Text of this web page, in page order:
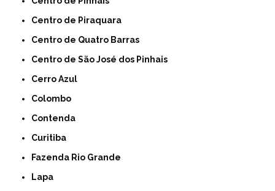
Centro de Piraquara
Centro de Quatro Barras
Centro de São José dos Pinhais
Cerro Azul
Colombo
Contenda
Curitiba
Fazenda Rio Grande
Lapa